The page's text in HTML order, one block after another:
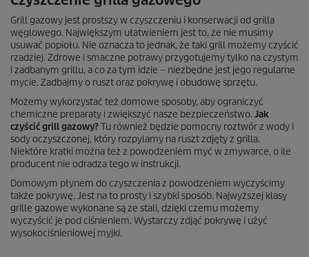
Grill gazowy jest prostszy w czyszczeniu i konserwacji od grilla
węglowego. Największym ułatwieniem jest to, że nie musimy
usuwać popiołu. Nie oznacza to jednak, że taki grill możemy czyścić
rzadziej. Zdrowe i smaczne potrawy przygotujemy tylko na czystym
i zadbanym grillu, a co za tym idzie – niezbędne jest jego regularne
mycie. Zadbajmy o ruszt oraz pokrywę i obudowę sprzętu.
Możemy wykorzystać też domowe sposoby, aby ograniczyć
chemiczne preparaty i zwiększyć nasze bezpieczeństwo.Jak
czyścić grill gazowy?Tu również będzie pomocny roztwór z wody i
sody oczyszczonej, który rozpylamy na ruszt zdjęty z grilla.
Niektóre kratki można też z powodzeniem myć w zmywarce, o ile
producent nie odradza tego w instrukcji.
Domowym płynem do czyszczenia z powodzeniem wyczyścimy
także pokrywę. Jest na to prosty i szybki sposób. Najwyższej klasy
grille gazowe wykonane są ze stali, dzięki czemu możemy
wyczyścić je pod ciśnieniem. Wystarczy zdjąć pokrywę i użyć
wysokociśnieniowej myjki.